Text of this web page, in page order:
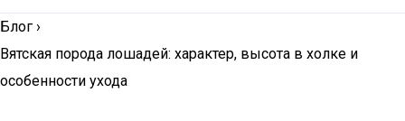
Блог ›
Вятская порода лошадей: характер, высота в холке и
особенности ухода